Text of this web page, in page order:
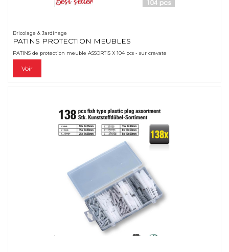
Bricolage & Jardinage
PATINS PROTECTION MEUBLES
PATINS de protection meuble ASSORTIS X 104 pcs - sur cravate
Voir